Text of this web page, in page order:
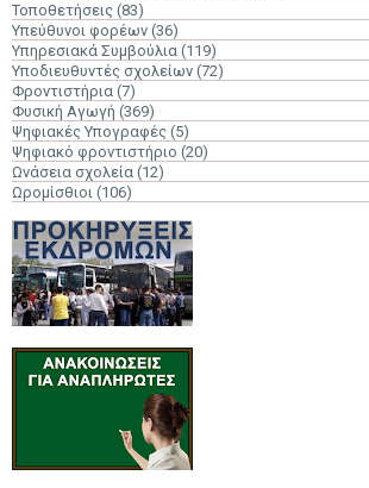
Τοποθετήσεις (83)
Υπεύθυνοι φορέων (36)
Υπηρεσιακά Συμβούλια (119)
Υποδιευθυντές σχολείων (72)
Φροντιστήρια (7)
Φυσική Αγωγή (369)
Ψηφιακές Υπογραφές (5)
Ψηφιακό φροντιστήριο (20)
Ωνάσεια σχολεία (12)
Ωρομίσθιοι (106)